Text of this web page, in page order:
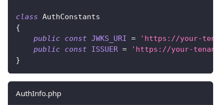
class AuthConstants
{
public const JWKS_URI =
'https://your-
public const ISSUER =
'https://your-
}
AuthInfo.php